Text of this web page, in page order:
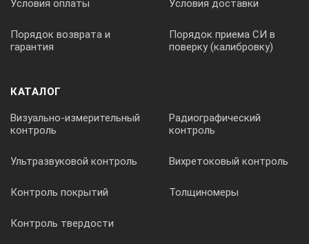
Условия оплаты Условия доставки
Порядок возврата и
гарантия
Порядок приема СИ в
поверку (калибровку)
КАТАЛОГ
Визуально-измерительный
контроль
Радиографический
контроль
Ультразвуковой контроль Вихретоковый контроль
Контроль покрытий Толщиномеры
Контроль твердости